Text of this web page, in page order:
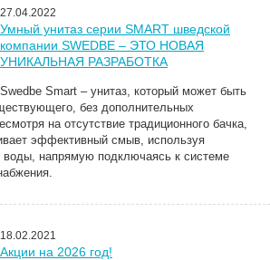
27.04.2022
Умный унитаз серии SMART шведской
компании SWEDBE – ЭТО НОВАЯ
УНИКАЛЬНАЯ РАЗРАБОТКА
Swedbe Smart – унитаз, который может быть
без дополнительных
на отсутствие традиционного бачка,
эффективный смыв, используя
воды, напрямую подключаясь к системе
18.02.2021
Акции на 2026 год!